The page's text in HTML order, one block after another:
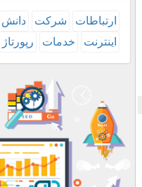
ارتباطات شركت دانش
اینترنت
خدمات رپورتاژ